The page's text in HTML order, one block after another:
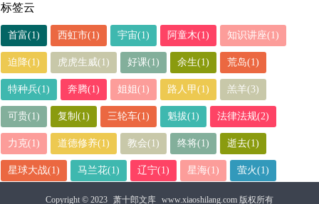
标签云
首富(1) 西虹市(1) 宇宙(1) 阿童木(1) 知识讲座(1)
迫降(1) 虎虎生威(1) 好课(1) 余生(1) 荒岛(1)
特种兵(1) 奔腾(1) 姐姐(1) 路人甲(1) 羔羊(3)
可贵(1) 复制(1) 三轮车(1) 魁拔(1) 法律法规(2)
力克(1) 道德修养(1) 教会(1) 终将(1) 逝去(1)
星球大战(1) 马兰花(1) 辽宁(1) 星海(1) 萤火(1)
Copyright © 2023 萧十郎文库 www.xiaoshilang.com 版权所有